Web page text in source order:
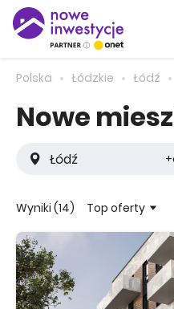
Polska Łódzkie Łódź
Nowe
Wyniki (14) Top oferty